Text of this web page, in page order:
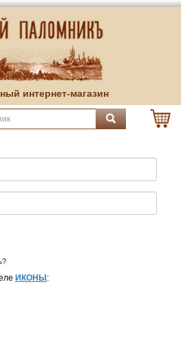
интернет-магазин
ИКОНЫ :